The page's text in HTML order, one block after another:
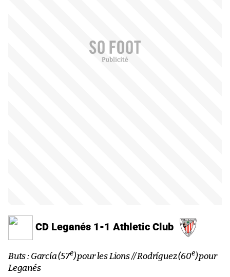
CD Leganés 1-1 Athletic Club
Buts : García (57e) pour les Lions // Rodríguez (60e) pour
Leganés